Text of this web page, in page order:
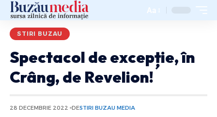
Aa
STIRI BUZAU
Spectacol de excepție, în
Crâng, de Revelion!
28 DECEMBRIE 2022 DESTIRI BUZAU MEDIA